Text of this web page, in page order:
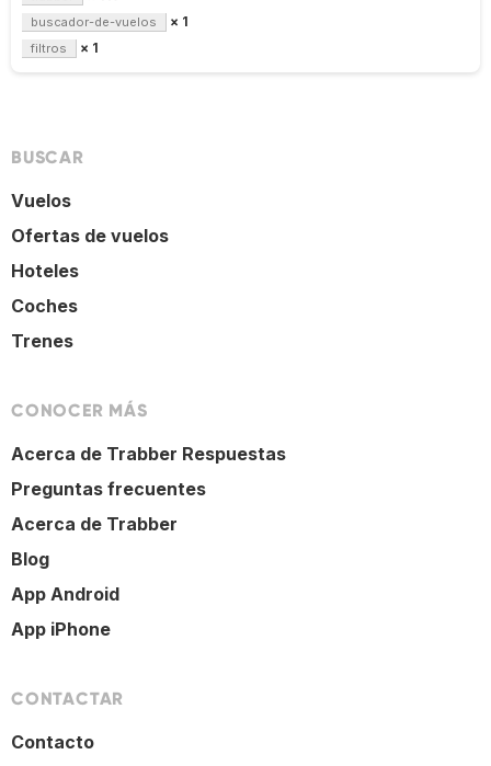
buscador-de-vuelos × 1
filtros × 1
BUSCAR
Vuelos
Ofertas de vuelos
Hoteles
Coches
Trenes
CONOCER MÁS
Acerca de Trabber Respuestas
Preguntas frecuentes
Acerca de Trabber
Blog
App Android
App iPhone
CONTACTAR
Contacto